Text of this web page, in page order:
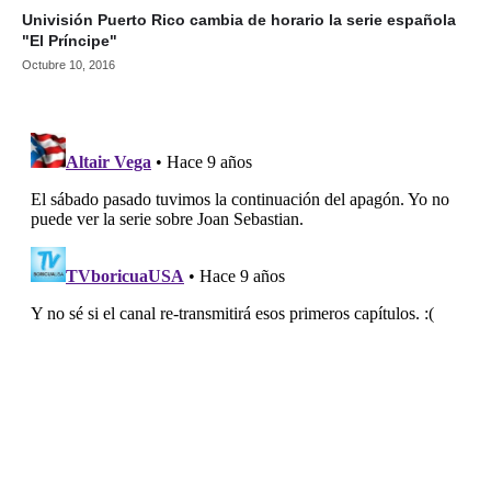
Univisión Puerto Rico cambia de horario la serie española
"El Príncipe"
Octubre 10, 2016